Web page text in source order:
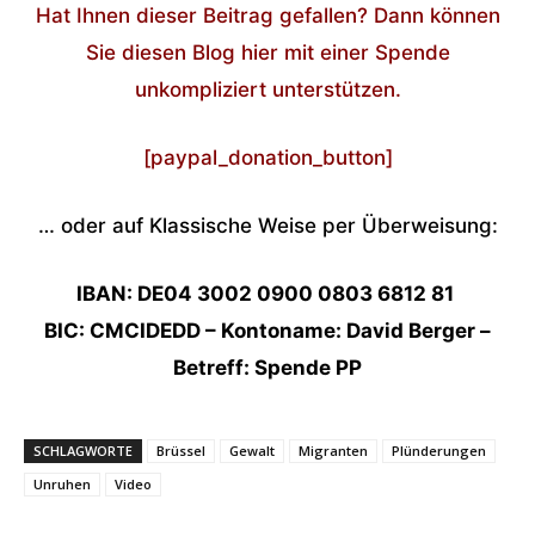
Hat Ihnen dieser Beitrag gefallen? Dann können
Sie diesen Blog hier mit einer Spende
unkompliziert unterstützen.
[paypal_donation_button]
… oder auf Klassische Weise per Überweisung:
IBAN: DE04 3002 0900 0803 6812 81
BIC: CMCIDEDD – Kontoname: David Berger –
Betreff: Spende PP
SCHLAGWORTE Brüssel Gewalt Migranten
Plünderungen
Unruhen
Video